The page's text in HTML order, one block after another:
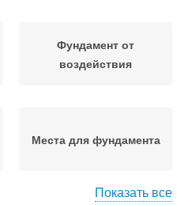
Фундамент от
воздействия
Места для фундамента
Показать все